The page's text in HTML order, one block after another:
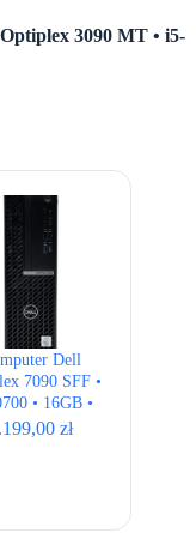
3090 MT • i5-
Dell
7090 SFF •
• 16GB •
• Intel UHD
zł